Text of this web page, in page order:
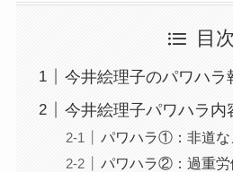
目次
今井絵理子のパワハラ
今井絵理子パワハラ内
パワハラ①：非道な
パワハラ②：過重労